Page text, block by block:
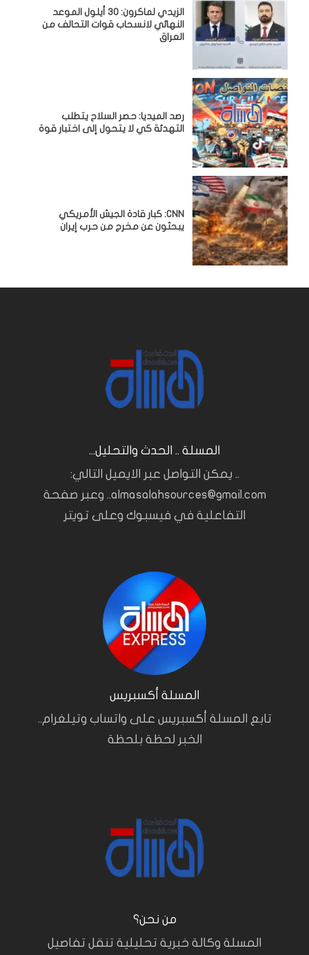
الزيدي لماكرون: 30 أيلول الموعد
النهائي لانسحاب قوات التحالف من
العراق
رصد الميديا: حصر السلاح يتطلب
التهدئة كي لا يتحول إلى اختبار قوة
CNN: كبار قادة الجيش الأمريكي
يبحثون عن مخرج من حرب إيران
المسلة .. الحدث والتحليل...
.. يمكن التواصل عبر الايميل التالي:
almasalahsources@gmail.com.. وعبر صفحة
التفاعلية في فيسبوك وعلى تويتر
المسلة أكسبريس
تابع المسلة أكسبريس على واتساب وتيلغرام..
الخبر لحظة بلحظة
من نحن؟
المسلة وكالة خبرية تحليلية تنقل تفاصيل